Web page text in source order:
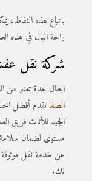
باتباع هذه النقاط،
راحة البال في هذه
شركة نقل
ابطال جدة تعتبر من
الصفاتقدم أفضل
الجيد للأثاث فريق
مستوى لضمان سلامة
عن خدمة نقل موثوقة
لك.